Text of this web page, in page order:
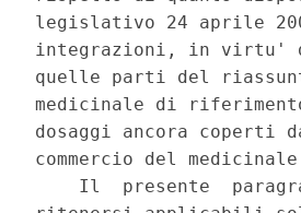
legislativo 24 aprile
integrazioni, in virtu'
quelle parti del
medicinale di
dosaggi ancora coperti
commercio del
Il  presente